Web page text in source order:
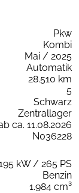
Pkw
Kombi
Mai / 2025
Automatik
28.510 km
5
Schwarz
Zentrallager
ca. 11.08.2026
N036228
kW / 265 PS
Benzin
1.984 cm³